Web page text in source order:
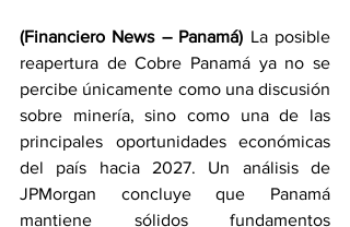
(Financiero News – Panamá) La posible
reapertura de Cobre Panamá ya no se
percibe únicamente como una discusión
sobre minería, sino como una de las
principales oportunidades económicas
del país hacia 2027. Un análisis de
JPMorgan concluye que Panamá
mantiene sólidos fundamentos